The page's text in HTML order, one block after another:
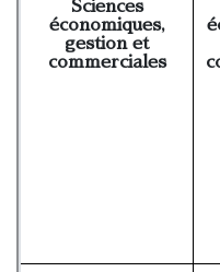
Sciences
économiques,
gestion et
commerciales